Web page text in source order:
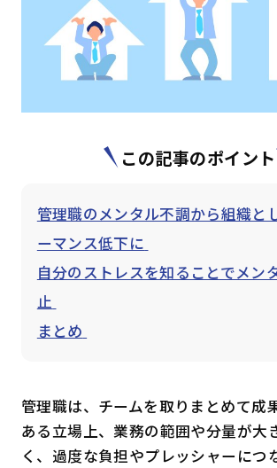
開催間近 満席
この記事のポイント
管理職のメンタル不調から組織と
ーマンス低下に
自分のストレスを知ることでメン
止
まとめ
管理職は、チームを取りまとめて成
ある立場上、業務の範囲や分量が大
く、過度な負担やプレッシャーにつ